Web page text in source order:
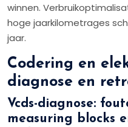
winnen.
hoge jaarkilometrages
jaar.
Codering en
diagnose en
Vcds-diagnose:
measuring blocks